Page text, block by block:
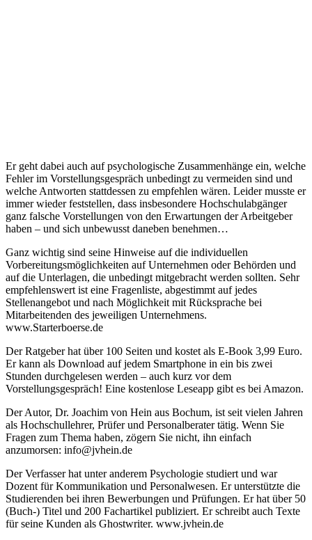
Er geht dabei auch auf psychologische Zusammenhänge ein, welche
Fehler im Vorstellungsgespräch unbedingt zu vermeiden sind und
welche Antworten stattdessen zu empfehlen wären. Leider musste er
immer wieder feststellen, dass insbesondere Hochschulabgänger
ganz falsche Vorstellungen von den Erwartungen der Arbeitgeber
haben – und sich unbewusst daneben benehmen…
Ganz wichtig sind seine Hinweise auf die individuellen
Vorbereitungsmöglichkeiten auf Unternehmen oder Behörden und
auf die Unterlagen, die unbedingt mitgebracht werden sollten. Sehr
empfehlenswert ist eine Fragenliste, abgestimmt auf jedes
Stellenangebot und nach Möglichkeit mit Rücksprache bei
Mitarbeitenden des jeweiligen Unternehmens.
www.Starterboerse.de
Der Ratgeber hat über 100 Seiten und kostet als E-Book 3,99 Euro.
Er kann als Download auf jedem Smartphone in ein bis zwei
Stunden durchgelesen werden – auch kurz vor dem
Vorstellungsgespräch! Eine kostenlose Leseapp gibt es bei Amazon.
Der Autor, Dr. Joachim von Hein aus Bochum, ist seit vielen Jahren
als Hochschullehrer, Prüfer und Personalberater tätig. Wenn Sie
Fragen zum Thema haben, zögern Sie nicht, ihn einfach
anzumorsen: info@jvhein.de
Der Verfasser hat unter anderem Psychologie studiert und war
Dozent für Kommunikation und Personalwesen. Er unterstützte die
Studierenden bei ihren Bewerbungen und Prüfungen. Er hat über 50
(Buch-) Titel und 200 Fachartikel publiziert. Er schreibt auch Texte
für seine Kunden als Ghostwriter. www.jvhein.de